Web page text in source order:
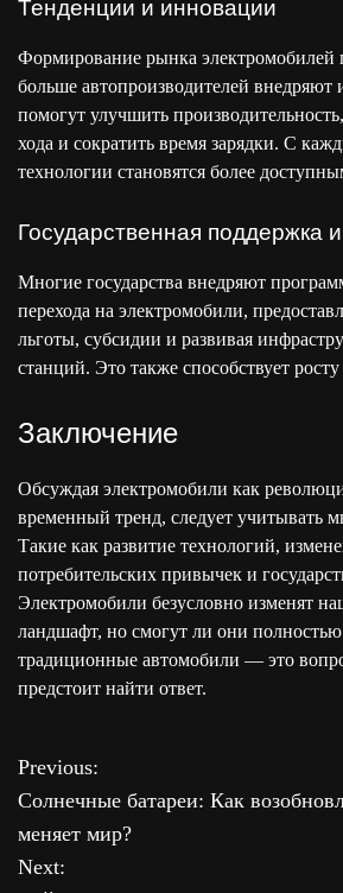
Тенденции и инновации
Формирование рынка электромобилей
больше автопроизводителей внедряют
помогут улучшить
хода и сократить время зарядки. С
технологии становятся более
Государственная поддержка и
Многие государства внедряют
перехода на электромобили,
льготы, субсидии и развивая
станций. Это также способствует
Заключение
Обсуждая электромобили как
временный тренд, следует учитывать
Такие как развитие технологий,
потребительских привычек и
Электромобили безусловно изменят
ландшафт, но смогут ли они
традиционные автомобили — это
предстоит найти ответ.
Н
а
в
Previous:
Солнечные батареи: Как
меняет мир?
Next: